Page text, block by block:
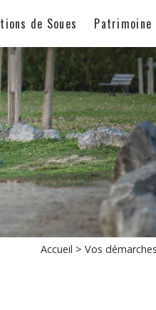
de Soues Patrimoine
Accueil > Vos démarches